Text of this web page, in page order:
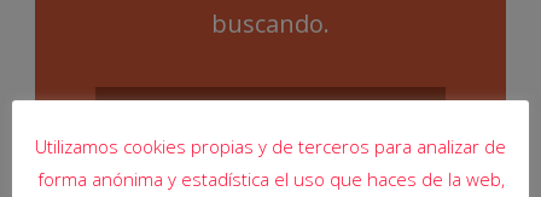
buscando.
Utilizamos cookies propias y de terceros para analizar de
forma anónima y estadística el uso que haces de la web,